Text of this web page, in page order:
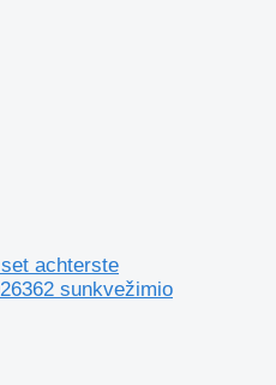
achterste
sunkvežimio